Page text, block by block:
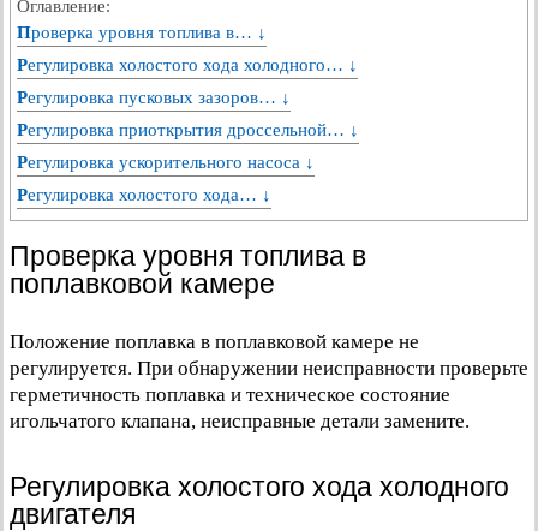
Оглавление:
Проверка уровня топлива в… ↓
Регулировка холостого хода холодного… ↓
Регулировка пусковых зазоров… ↓
Регулировка приоткрытия дроссельной… ↓
Регулировка ускорительного насоса ↓
Регулировка холостого хода… ↓
Проверка уровня топлива в
поплавковой камере
Положение поплавка в поплавковой камере не
регулируется. При обнаружении неисправности проверьте
герметичность поплавка и техническое состояние
игольчатого клапана, неисправные детали замените.
Регулировка холостого хода холодного
двигателя